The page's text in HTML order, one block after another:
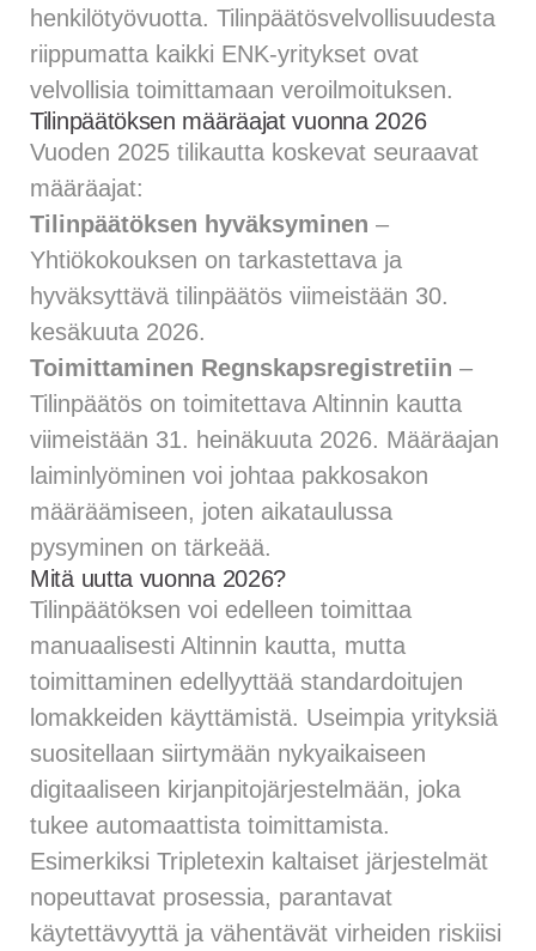
henkilötyövuotta. Tilinpäätösvelvollisuudesta
riippumatta kaikki ENK-yritykset ovat
velvollisia toimittamaan veroilmoituksen.
Tilinpäätöksen määräajat vuonna 2026
Vuoden 2025 tilikautta koskevat seuraavat
määräajat:
Tilinpäätöksen hyväksyminen –
Yhtiökokouksen on tarkastettava ja
hyväksyttävä tilinpäätös viimeistään 30.
kesäkuuta 2026.
Toimittaminen Regnskapsregistretiin –
Tilinpäätös on toimitettava Altinnin kautta
viimeistään 31. heinäkuuta 2026. Määräajan
laiminlyöminen voi johtaa pakkosakon
määräämiseen, joten aikataulussa
pysyminen on tärkeää.
Mitä uutta vuonna 2026?
Tilinpäätöksen voi edelleen toimittaa
manuaalisesti Altinnin kautta, mutta
toimittaminen edellyyttää standardoitujen
lomakkeiden käyttämistä. Useimpia yrityksiä
suositellaan siirtymään nykyaikaiseen
digitaaliseen kirjanpitojärjestelmään, joka
tukee automaattista toimittamista.
Esimerkiksi Tripletexin kaltaiset järjestelmät
nopeuttavat prosessia, parantavat
käytettävyyttä ja vähentävät virheiden riskiisi